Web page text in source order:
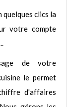
quelques clics la
votre compte
de votre
le permet
d'affaires